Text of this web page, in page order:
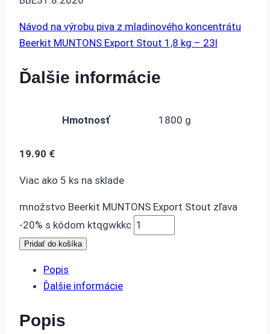
Návod na výrobu piva z mladinového koncentrátu
Beerkit MUNTONS Export Stout 1,8 kg – 23l
Ďalšie informácie
Hmotnosť 1800 g
19.90 €
Viac ako 5 ks na sklade
množstvo Beerkit MUNTONS Export Stout zľava
-20% s kódom ktqgwkkc
Pridať do košíka
Popis
Ďalšie informácie
Popis